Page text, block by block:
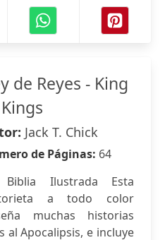
de Reyes - King
Jack T. Chick
de Páginas: 64
Ilustrada Esta
a todo color
muchas historias
al Apocalipsis, e incluye